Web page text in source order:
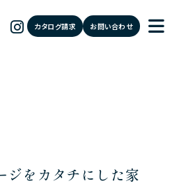
カタログ請求 お問い合わせ
ジをカタチにした家